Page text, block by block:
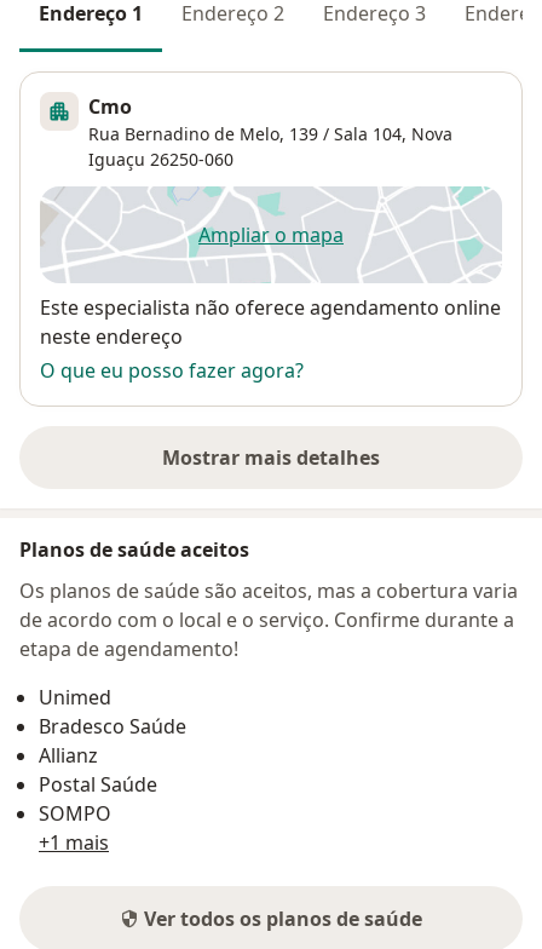
Endereço 1 Endereço 2 Endereço 3
Cmo
Rua Bernadino de Melo, 139 / Sala 104, Nova
Iguaçu 26250-060
Ampliar o mapaabre num novo separador
Disponibilidade
Este especialista não oferece agendamento online
neste endereço
O que eu posso fazer agora?
Mostrar mais detalhes
sobre o endereço
Planos de saúde aceitos
Os planos de saúde são aceitos, mas a cobertura varia
de acordo com o local e o serviço. Confirme durante a
etapa de agendamento!
Unimed
Bradesco Saúde
Allianz
Postal Saúde
SOMPO
+1 mais
Ver todos os planos de saúde